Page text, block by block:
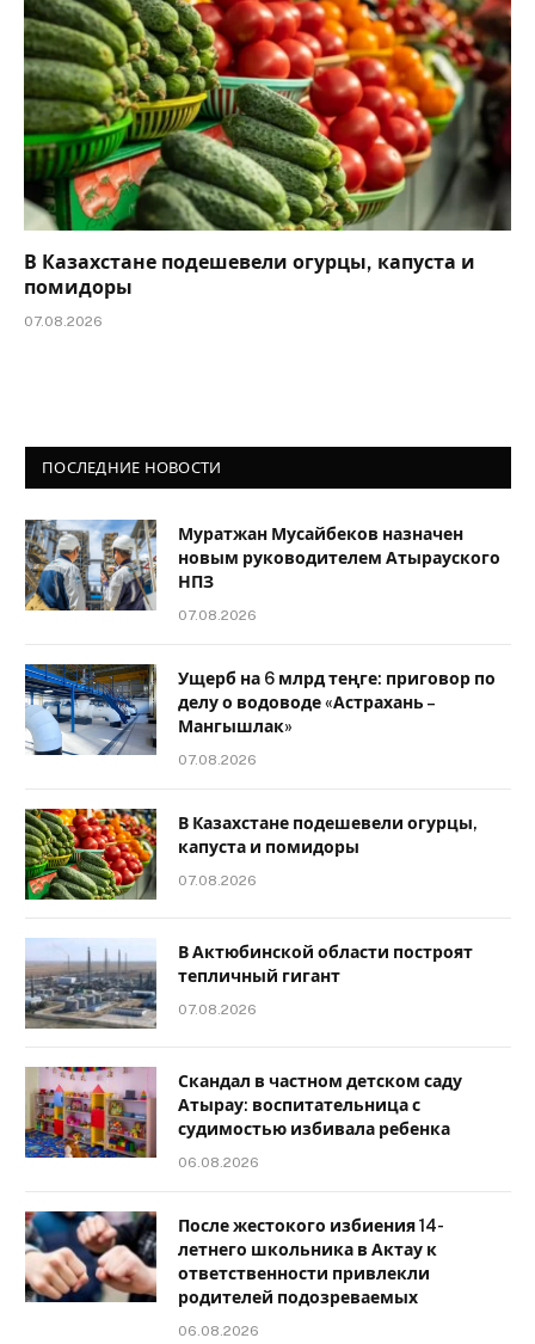
В Казахстане подешевели огурцы, капуста и
помидоры
07.08.2026
ПОСЛЕДНИЕ НОВОСТИ
Муратжан Мусайбеков назначен
новым руководителем Атырауского
НПЗ
07.08.2026
Ущерб на 6 млрд теңге: приговор по
делу о водоводе «Астрахань –
Мангышлак»
07.08.2026
В Казахстане подешевели огурцы,
капуста и помидоры
07.08.2026
В Актюбинской области построят
тепличный гигант
07.08.2026
Скандал в частном детском саду
Атырау: воспитательница с
судимостью избивала ребенка
06.08.2026
После жестокого избиения 14-
летнего школьника в Актау к
ответственности привлекли
родителей подозреваемых
06.08.2026